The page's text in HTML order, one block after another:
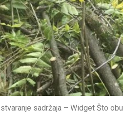
sadržaja – Widget Što